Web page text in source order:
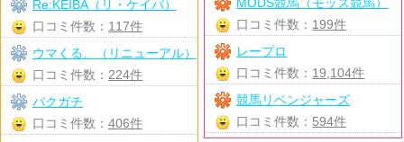
口コミ件数： 199件
レープロ
口コミ件数： 19,104件
競馬リベンジャーズ
口コミ件数： 594件
Re:KEIBA（リ・ケイバ）
口コミ件数： 117件
ウマくる。（リニューアル）
口コミ件数： 224件
バクガチ
口コミ件数： 406件